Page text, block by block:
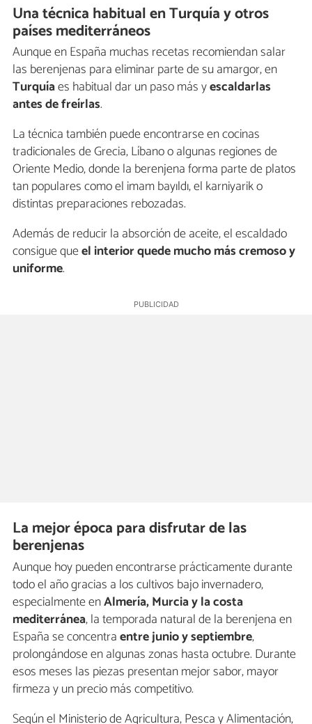
Una técnica habitual en Turquía y otros
países mediterráneos
Aunque en España muchas recetas recomiendan salar
las berenjenas para eliminar parte de su amargor, en
Turquíaes habitual dar un paso más yescaldarlas
antes de freírlas.
La técnica también puede encontrarse en cocinas
tradicionales de Grecia, Líbano o algunas regiones de
Oriente Medio, donde la berenjena forma parte de platos
tan populares como el imam bayıldı, el karniyarik o
distintas preparaciones rebozadas.
Además de reducir la absorción de aceite, el escaldado
consigue queel interior quede mucho más cremoso y
uniforme.
La mejor época para disfrutar de las
berenjenas
Aunque hoy pueden encontrarse prácticamente durante
todo el año gracias a los cultivos bajo invernadero,
especialmente enAlmería, Murcia y la costa
mediterránea, la temporada natural de la berenjena en
España se concentraentre junio y septiembre,
prolongándose en algunas zonas hasta octubre. Durante
esos meses las piezas presentan mejor sabor, mayor
firmeza y un precio más competitivo.
Según el Ministerio de Agricultura, Pesca y Alimentación,